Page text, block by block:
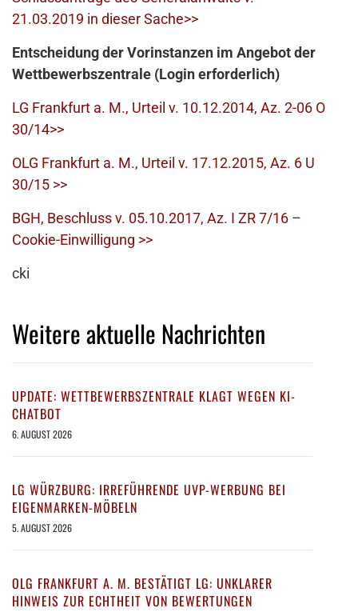
21.03.2019 in dieser Sache>>
Entscheidung der Vorinstanzen im Angebot der
Wettbewerbszentrale (Login erforderlich)
LG Frankfurt a. M., Urteil v. 10.12.2014, Az. 2-06 O
30/14>>
OLG Frankfurt a. M., Urteil v. 17.12.2015, Az. 6 U
30/15 >>
BGH, Beschluss v. 05.10.2017, Az. I ZR 7/16 –
Cookie-Einwilligung >>
cki
Weitere aktuelle Nachrichten
UPDATE: WETTBEWERBSZENTRALE KLAGT WEGEN KI-
CHATBOT
6. AUGUST 2026
LG WÜRZBURG: IRREFÜHRENDE UVP-WERBUNG BEI
EIGENMARKEN-MÖBELN
5. AUGUST 2026
OLG FRANKFURT A. M. BESTÄTIGT LG: UNKLARER
HINWEIS ZUR ECHTHEIT VON BEWERTUNGEN